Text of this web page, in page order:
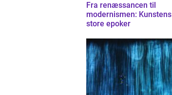
Fra renæssancen til
modernismen: Kunstens
store epoker